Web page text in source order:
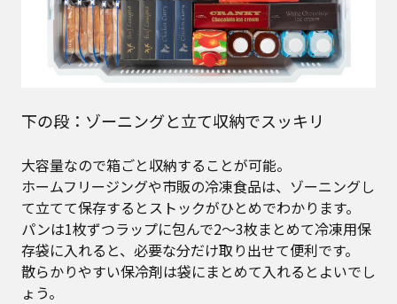
下の段：ゾーニングと立て収納でスッキリ
大容量なので箱ごと収納することが可能。
ホームフリージングや市販の冷凍食品は、ゾーニングし
て立てて保存するとストックがひとめでわかります。
パンは1枚ずつラップに包んで2～3枚まとめて冷凍用保
存袋に入れると、必要な分だけ取り出せて便利です。
散らかりやすい保冷剤は袋にまとめて入れるとよいでし
ょう。